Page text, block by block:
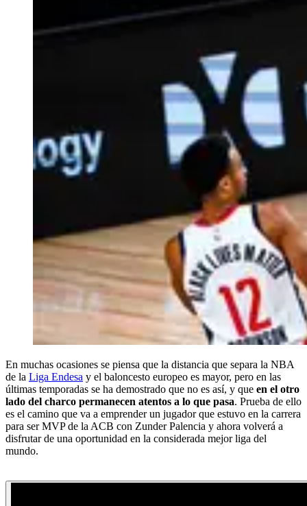
En muchas ocasiones se piensa que la distancia que separa la NBA
de la Liga Endesa y el baloncesto europeo es mayor, pero en las
últimas temporadas se ha demostrado que no es así, y que en el otro
lado del charco permanecen atentos a lo que pasa. Prueba de ello
es el camino que va a emprender un jugador que estuvo en la carrera
para ser MVP de la ACB con Zunder Palencia y ahora volverá a
disfrutar de una oportunidad en la considerada mejor liga del
mundo.